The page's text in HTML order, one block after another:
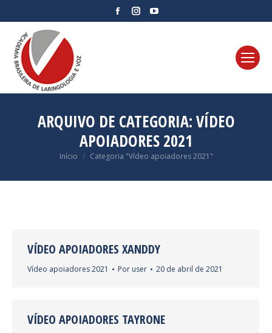
FacebookInstagram
ARQUIVO DE CATEGORIA:VÍDEO
APOIADORES 2021
Você está aqui:
Início Categoria "Vídeo apoiadores 2021"
VÍDEO APOIADORES XANDDY
Vídeo apoiadores 2021 Por user 20 de abril de 2021
VÍDEO APOIADORES TAYRONE